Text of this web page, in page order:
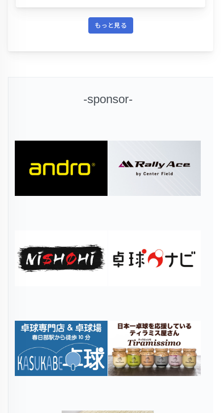
もっと見る
-sponsor-